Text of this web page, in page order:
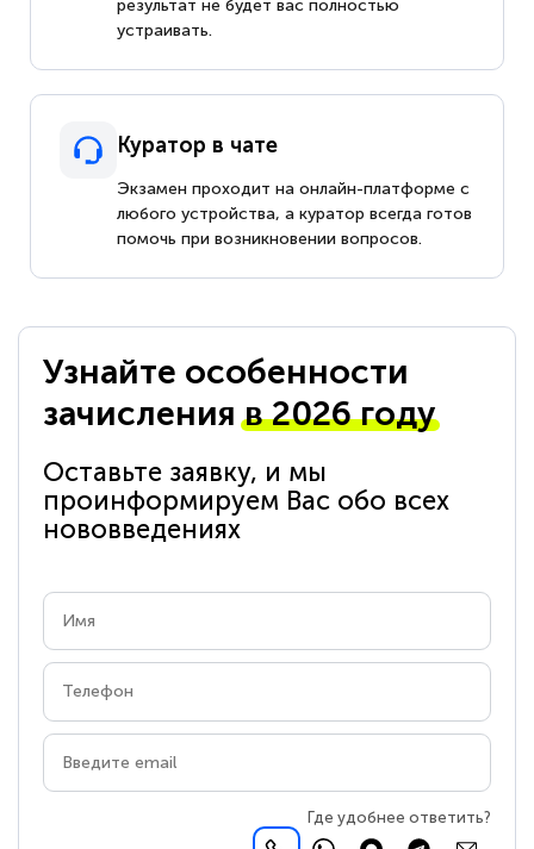
результат не будет вас полностью
устраивать.
Куратор в чате
Экзамен проходит на онлайн-платформе с
любого устройства, а куратор всегда готов
помочь при возникновении вопросов.
Узнайте особенности
зачисленияв 2026 году
Оставьте заявку, и мы
проинформируем Вас обо всех
нововведениях
Где удобнее ответить?